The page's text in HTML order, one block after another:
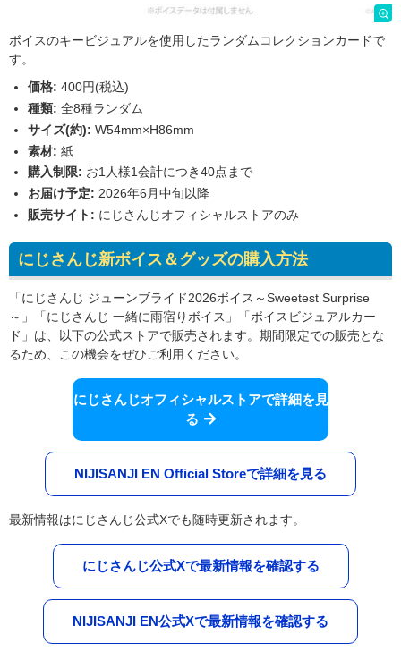
ボイスのキービジュアルを使用したランダムコレクションカードで
す。
価格: 400円(税込)
種類: 全8種ランダム
サイズ(約): W54mm×H86mm
素材: 紙
購入制限: お1人様1会計につき40点まで
お届け予定: 2026年6月中旬以降
販売サイト: にじさんじオフィシャルストアのみ
にじさんじ新ボイス＆グッズの購入方法
「にじさんじ ジューンブライド2026ボイス～Sweetest Surprise
～」「にじさんじ 一緒に雨宿りボイス」「ボイスビジュアルカー
ド」は、以下の公式ストアで販売されます。期間限定での販売とな
るため、この機会をぜひご利用ください。
にじさんじオフィシャルストアで詳細を見
る
NIJISANJI EN Official Storeで詳細を見る
最新情報はにじさんじ公式Xでも随時更新されます。
にじさんじ公式Xで最新情報を確認する
NIJISANJI EN公式Xで最新情報を確認する